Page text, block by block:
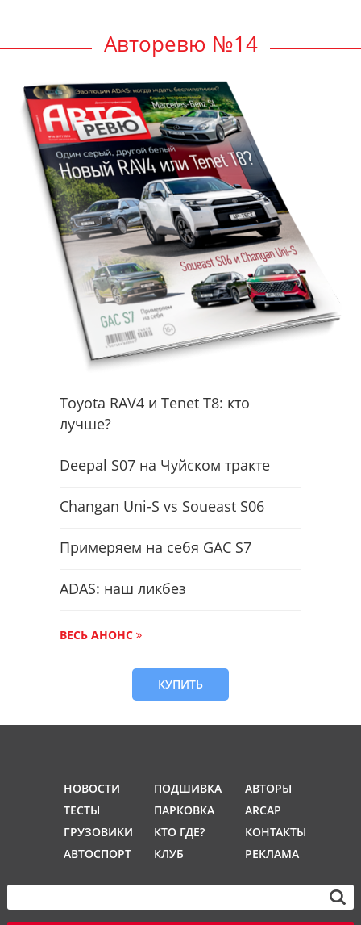
Авторевю №14
Toyota RAV4 и Tenet T8: кто
лучше?
Deepal S07 на Чуйском тракте
Changan Uni-S vs Soueast S06
Примеряем на себя GAC S7
ADAS: наш ликбез
ВЕСЬ АНОНС
КУПИТЬ
НОВОСТИ
ТЕСТЫ
ГРУЗОВИКИ
АВТОСПОРТ
ПОДШИВКА
ПАРКОВКА
КТО ГДЕ?
КЛУБ
АВТОРЫ
ARCAP
КОНТАКТЫ
РЕКЛАМА